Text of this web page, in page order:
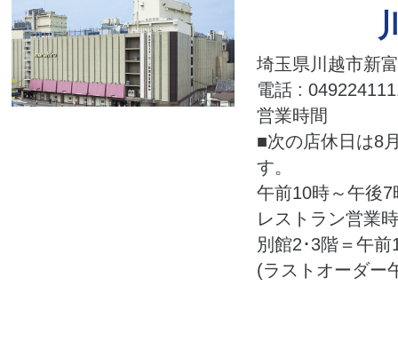
埼玉県川越市新
電話 :
営業時間
■次の店休日は8
す。
午前10時～午後7
レストラン営業
別館2･3階＝午
(ラストオーダー